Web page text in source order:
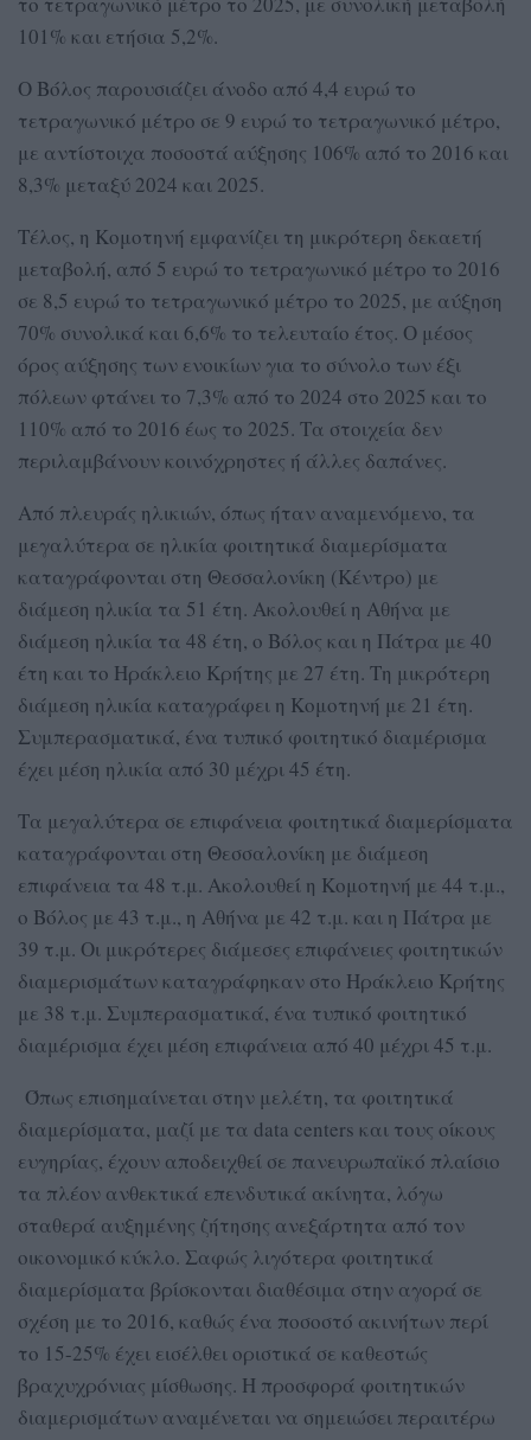
101% και ετήσια 5,2%.
Ο Βόλος παρουσιάζει άνοδο από 4,4 ευρώ το
τετραγωνικό μέτρο σε 9 ευρώ το τετραγωνικό μέτρο,
με αντίστοιχα ποσοστά αύξησης 106% από το 2016 και
8,3% μεταξύ 2024 και 2025.
Τέλος, η Κομοτηνή εμφανίζει τη μικρότερη δεκαετή
μεταβολή, από 5 ευρώ το τετραγωνικό μέτρο το 2016
σε 8,5 ευρώ το τετραγωνικό μέτρο το 2025, με αύξηση
70% συνολικά και 6,6% το τελευταίο έτος. Ο μέσος
όρος αύξησης των ενοικίων για το σύνολο των έξι
πόλεων φτάνει το 7,3% από το 2024 στο 2025 και το
110% από το 2016 έως το 2025. Τα στοιχεία δεν
περιλαμβάνουν κοινόχρηστες ή άλλες δαπάνες.
Από πλευράς ηλικιών, όπως ήταν αναμενόμενο, τα
μεγαλύτερα σε ηλικία φοιτητικά διαμερίσματα
καταγράφονται στη Θεσσαλονίκη (Κέντρο) με
διάμεση ηλικία τα 51 έτη. Ακολουθεί η Αθήνα με
διάμεση ηλικία τα 48 έτη, ο Βόλος και η Πάτρα με 40
έτη και το Ηράκλειο Κρήτης με 27 έτη. Τη μικρότερη
διάμεση ηλικία καταγράφει η Κομοτηνή με 21 έτη.
Συμπερασματικά, ένα τυπικό φοιτητικό διαμέρισμα
έχει μέση ηλικία από 30 μέχρι 45 έτη.
Τα μεγαλύτερα σε επιφάνεια φοιτητικά διαμερίσματα
καταγράφονται στη Θεσσαλονίκη με διάμεση
επιφάνεια τα 48 τ.μ. Ακολουθεί η Κομοτηνή με 44 τ.μ.,
ο Βόλος με 43 τ.μ., η Αθήνα με 42 τ.μ. και η Πάτρα με
39 τ.μ. Οι μικρότερες διάμεσες επιφάνειες φοιτητικών
διαμερισμάτων καταγράφηκαν στο Ηράκλειο Κρήτης
με 38 τ.μ. Συμπερασματικά, ένα τυπικό φοιτητικό
διαμέρισμα έχει μέση επιφάνεια από 40 μέχρι 45 τ.μ.
Όπως επισημαίνεται στην μελέτη, τα φοιτητικά
διαμερίσματα, μαζί με τα data centers και τους οίκους
ευγηρίας, έχουν αποδειχθεί σε πανευρωπαϊκό πλαίσιο
τα πλέον ανθεκτικά επενδυτικά ακίνητα, λόγω
σταθερά αυξημένης ζήτησης ανεξάρτητα από τον
οικονομικό κύκλο. Σαφώς λιγότερα φοιτητικά
διαμερίσματα βρίσκονται διαθέσιμα στην αγορά σε
σχέση με το 2016, καθώς ένα ποσοστό ακινήτων περί
το 15-25% έχει εισέλθει οριστικά σε καθεστώς
βραχυχρόνιας μίσθωσης. Η προσφορά φοιτητικών
διαμερισμάτων αναμένεται να σημειώσει περαιτέρω